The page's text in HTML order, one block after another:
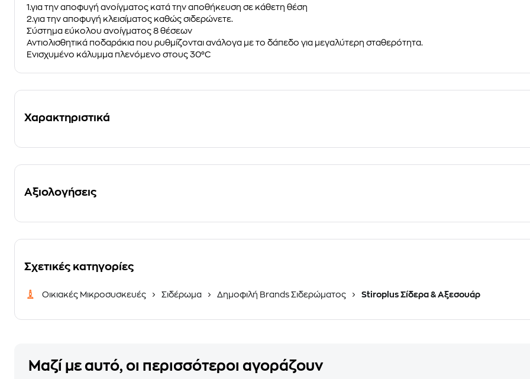
1.για την αποφυγή ανοίγματος κατά την αποθήκευση σε κάθετη θέση
2.για την αποφυγή κλεισίματος καθώς σιδερώνετε.
Σύστημα εύκολου ανοίγματος 8 θέσεων
Αντιολισθητικά ποδαράκια που ρυθμίζονται ανάλογα με το δάπεδο για μεγαλύτερη σταθερότητα.
Ενισχυμένο κάλυμμα πλενόμενο στους 30°C
Χαρακτηριστικά
Αξιολογήσεις
Σχετικές κατηγορίες
Οικιακές Μικροσυσκευές Σιδέρωμα Δημοφιλή Brands Σιδερώματος Stiroplus Σίδερα & Αξεσουάρ
Μαζί με αυτό, οι περισσότεροι αγοράζουν